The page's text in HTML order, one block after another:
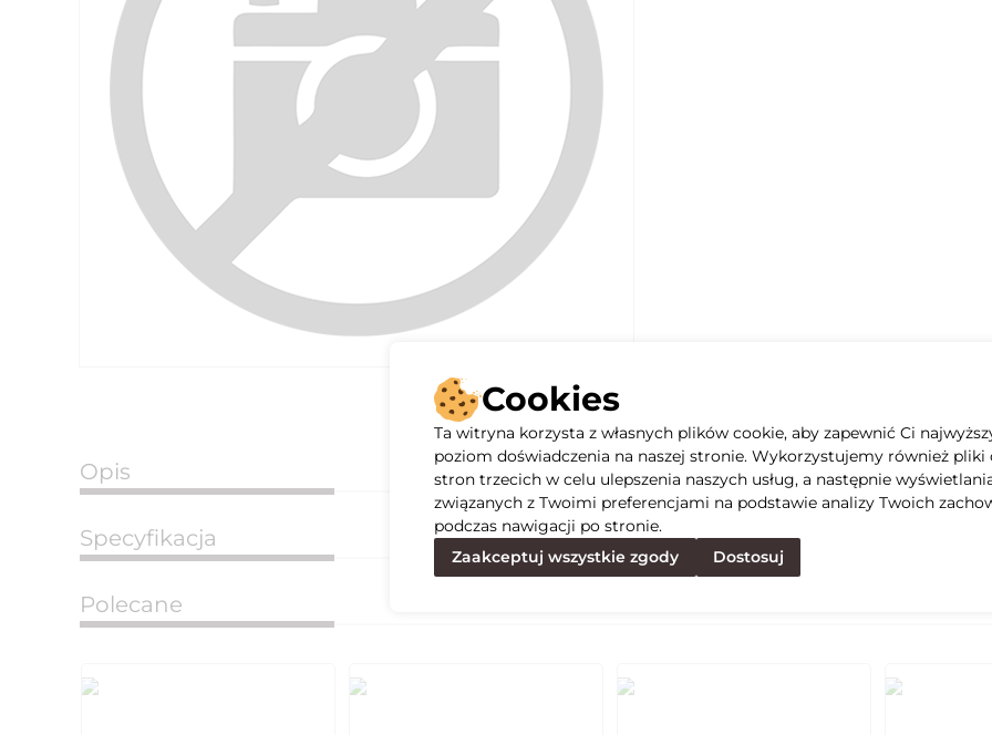
Opis
Specyfikacja
Polecane
Cookies
Ta witryna korzysta z własnych plików cookie, aby zapewnić Ci
poziom doświadczenia na naszej stronie. Wykorzystujemy również pliki
stron trzecich w celu ulepszenia naszych usług, a następnie
związanych z Twoimi preferencjami na podstawie analizy Twoich
podczas nawigacji po stronie.
Zaakceptuj wszystkie zgody
Dostosuj